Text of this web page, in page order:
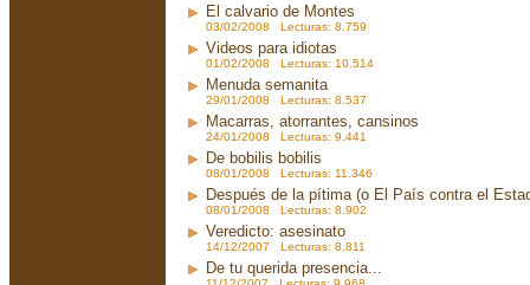
El calvario de Montes
03/02/2008 Lecturas: 8.759
Videos para idiotas
01/02/2008 Lecturas: 10.514
Menuda semanita
29/01/2008 Lecturas: 8.537
Macarras, atorrantes, cansinos
24/01/2008 Lecturas: 9.441
De bobilis bobilis
08/01/2008 Lecturas: 11.346
Después de la pítima (o El País contra el
08/01/2008 Lecturas: 8.902
Veredicto: asesinato
14/12/2007 Lecturas: 8.811
De tu querida presencia...